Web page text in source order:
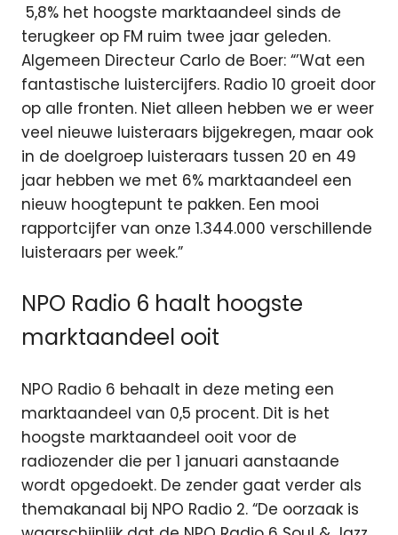
5,8% het hoogste marktaandeel sinds de
terugkeer op FM ruim twee jaar geleden.
Algemeen Directeur Carlo de Boer: “’Wat een
fantastische luistercijfers. Radio 10 groeit door
op alle fronten. Niet alleen hebben we er weer
veel nieuwe luisteraars bijgekregen, maar ook
in de doelgroep luisteraars tussen 20 en 49
jaar hebben we met 6% marktaandeel een
nieuw hoogtepunt te pakken. Een mooi
rapportcijfer van onze 1.344.000 verschillende
luisteraars per week.”
NPO Radio 6 haalt hoogste
marktaandeel ooit
NPO Radio 6 behaalt in deze meting een
marktaandeel van 0,5 procent. Dit is het
hoogste marktaandeel ooit voor de
radiozender die per 1 januari aanstaande
wordt opgedoekt. De zender gaat verder als
themakanaal bij NPO Radio 2. “De oorzaak is